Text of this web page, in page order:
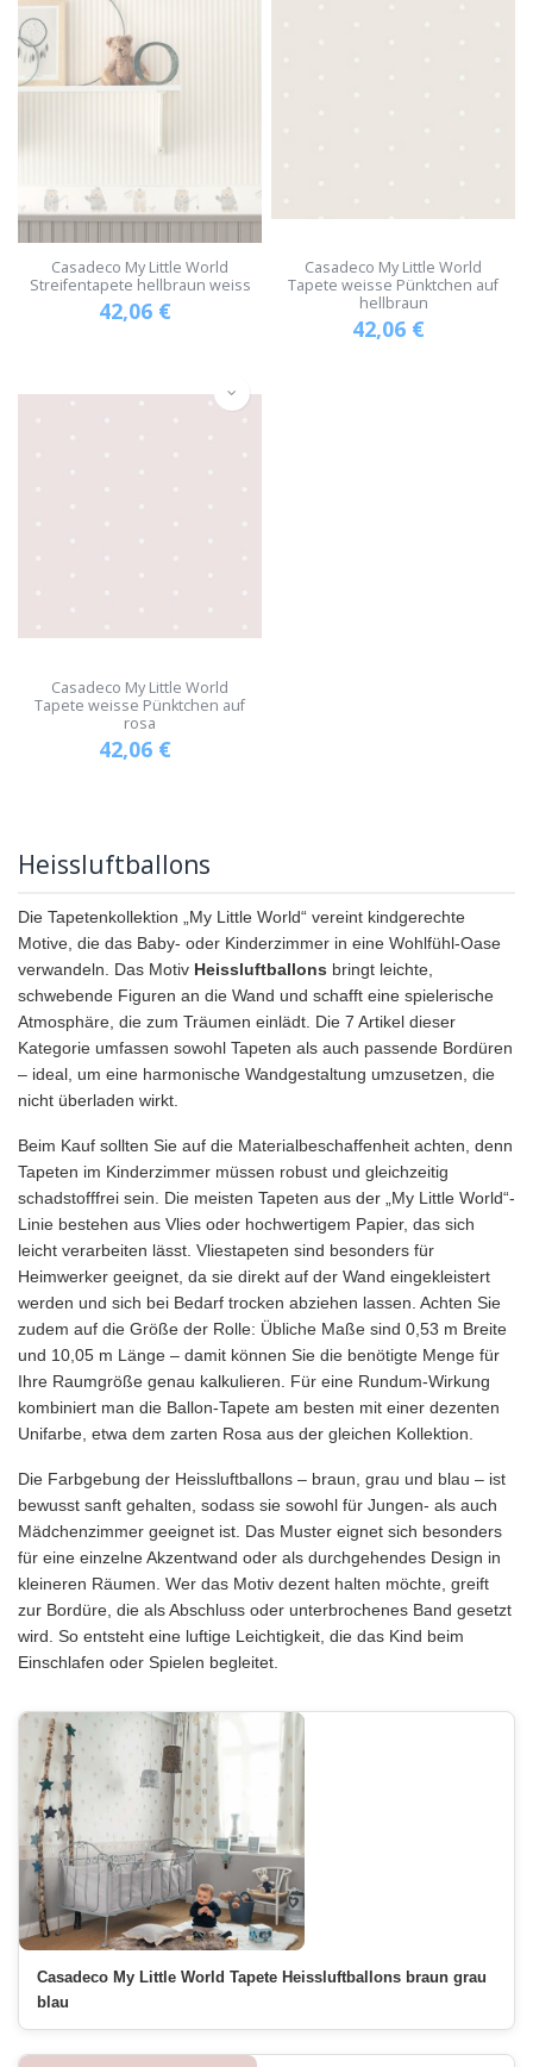
Casadeco My Little World
Streifentapete hellbraun weiss
42,06 €
Casadeco My Little World
Tapete weisse Pünktchen auf
hellbraun
42,06 €
Casadeco My Little World
Tapete weisse Pünktchen auf
rosa
42,06 €
Heissluftballons
Die Tapetenkollektion „My Little World“ vereint kindgerechte
Motive, die das Baby- oder Kinderzimmer in eine Wohlfühl-Oase
verwandeln. Das Motiv Heissluftballons bringt leichte,
schwebende Figuren an die Wand und schafft eine spielerische
Atmosphäre, die zum Träumen einlädt. Die 7 Artikel dieser
Kategorie umfassen sowohl Tapeten als auch passende Bordüren
– ideal, um eine harmonische Wandgestaltung umzusetzen, die
nicht überladen wirkt.
Beim Kauf sollten Sie auf die Materialbeschaffenheit achten, denn
Tapeten im Kinderzimmer müssen robust und gleichzeitig
schadstofffrei sein. Die meisten Tapeten aus der „My Little World“-
Linie bestehen aus Vlies oder hochwertigem Papier, das sich
leicht verarbeiten lässt. Vliestapeten sind besonders für
Heimwerker geeignet, da sie direkt auf der Wand eingekleistert
werden und sich bei Bedarf trocken abziehen lassen. Achten Sie
zudem auf die Größe der Rolle: Übliche Maße sind 0,53 m Breite
und 10,05 m Länge – damit können Sie die benötigte Menge für
Ihre Raumgröße genau kalkulieren. Für eine Rundum-Wirkung
kombiniert man die Ballon-Tapete am besten mit einer dezenten
Unifarbe, etwa dem zarten Rosa aus der gleichen Kollektion.
Die Farbgebung der Heissluftballons – braun, grau und blau – ist
bewusst sanft gehalten, sodass sie sowohl für Jungen- als auch
Mädchenzimmer geeignet ist. Das Muster eignet sich besonders
für eine einzelne Akzentwand oder als durchgehendes Design in
kleineren Räumen. Wer das Motiv dezent halten möchte, greift
zur Bordüre, die als Abschluss oder unterbrochenes Band gesetzt
wird. So entsteht eine luftige Leichtigkeit, die das Kind beim
Einschlafen oder Spielen begleitet.
Casadeco My Little World Tapete Heissluftballons braun grau
blau